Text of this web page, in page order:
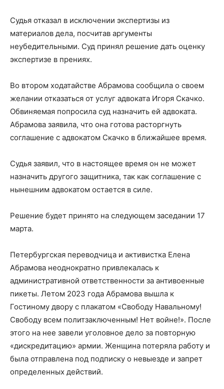
Судья отказал в исключении экспертизы из
материалов дела, посчитав аргументы
неубедительными. Суд принял решение дать оценку
экспертизе в прениях.
Во втором ходатайстве Абрамова сообщила о своем
желании отказаться от услуг адвоката Игоря Скачко.
Обвиняемая попросила суд назначить ей адвоката.
Абрамова заявила, что она готова расторгнуть
соглашение с адвокатом Скачко в ближайшее время.
Судья заявил, что в настоящее время он не может
назначить другого защитника, так как соглашение с
нынешним адвокатом остается в силе.
Решение будет принято на следующем заседании 17
марта.
Петербургская переводчица и активистка Елена
Абрамова неоднократно привлекалась к
административной ответственности за антивоенные
пикеты. Летом 2023 года Абрамова вышла к
Гостиному двору с плакатом «Свободу Навальному!
Свободу всем политзаключенным! Нет войне!». После
этого на нее завели уголовное дело за повторную
«дискредитацию» армии. Женщина потеряла работу и
была отправлена под подписку о невыезде и запрет
определенных действий.